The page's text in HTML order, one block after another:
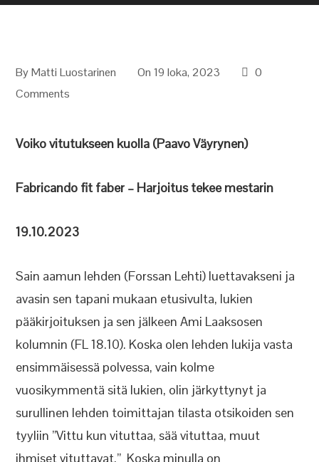
ByMatti Luostarinen On 19 loka, 2023
0
Comments
Voiko vitutukseen kuolla (Paavo Väyrynen)
Fabricando fit faber – Harjoitus tekee mestarin
19.10.2023
Sain aamun lehden (Forssan Lehti) luettavakseni ja
avasin sen tapani mukaan etusivulta, lukien
pääkirjoituksen ja sen jälkeen Ami Laaksosen
kolumnin (FL 18.10). Koska olen lehden lukija vasta
ensimmäisessä polvessa, vain kolme
vuosikymmentä sitä lukien, olin järkyttynyt ja
surullinen lehden toimittajan tilasta otsikoiden sen
tyyliin ”Vittu kun vituttaa, sää vituttaa, muut
ihmiset vituttavat.” Koska minulla on